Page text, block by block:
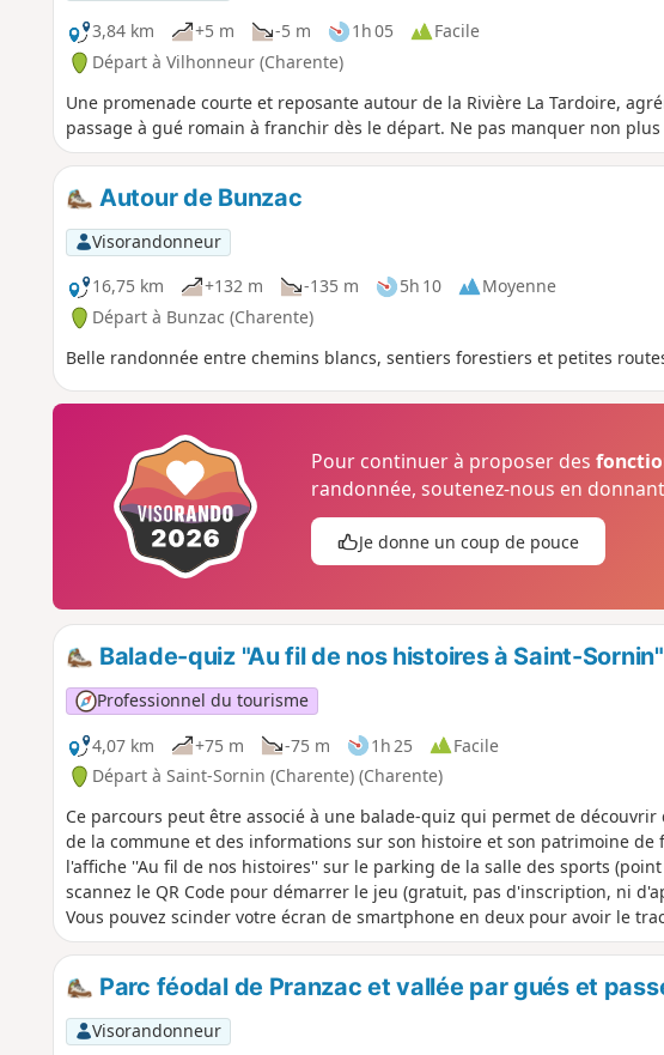
3,84 km
+5 m -5 m 1h 05
Facile
Départ à Vilhonneur (Charente)
Une promenade courte et reposante autour de la Rivière La Tardoire,
passage à gué romain à franchir dès le départ. Ne pas manquer non
Autour de Bunzac
Visorandonneur
16,75 km
+132 m -135 m 5h 10
Moyenne
Départ à Bunzac (Charente)
Belle randonnée entre chemins blancs, sentiers forestiers et petites
Pour continuer à proposer des
randonnée, soutenez-nous en
Je donne un coup de pouce
Balade-quiz "Au fil de nos histoires à Saint-Sornin"
Professionnel du tourisme
4,07 km
+75 m -75 m 1h 25
Facile
Départ à Saint-Sornin (Charente) (Charente)
Ce parcours peut être associé à une balade-quiz qui permet de
de la commune et des informations sur son histoire et son patrimoine de
l'affiche ''Au fil de nos histoires'' sur le parking de la salle des sports
scannez le QR Code pour démarrer le jeu (gratuit, pas d'inscription, ni
Vous pouvez scinder votre écran de smartphone en deux pour avoir le
Parc féodal de Pranzac et vallée par gués et
Visorandonneur